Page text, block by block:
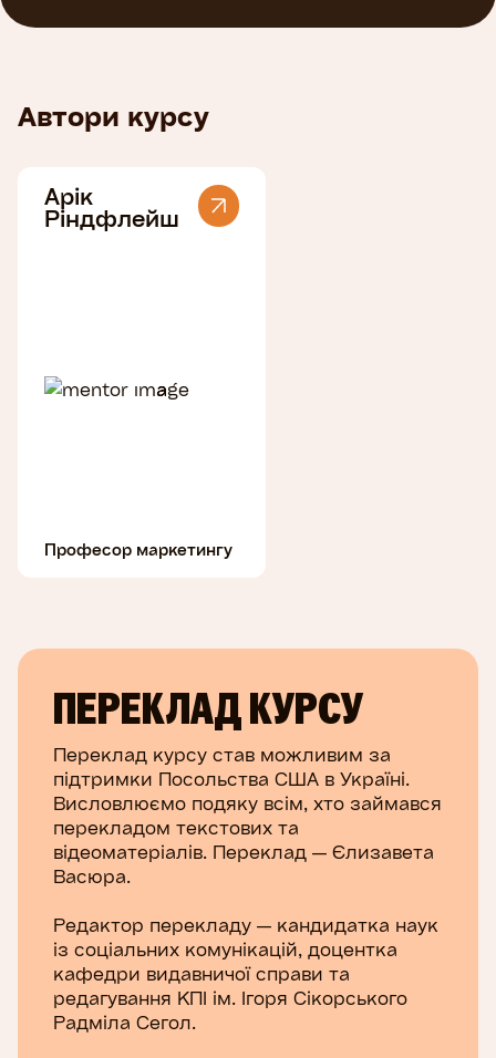
Автори курсу
Арік
Ріндфлейш
Професор маркетингу
ПЕРЕКЛАД КУРСУ
Переклад курсу став можливим за
підтримки Посольства США в Україні.
Висловлюємо подяку всім, хто займався
перекладом текстових та
відеоматеріалів. Переклад — Єлизавета
Васюра.
Редактор перекладу — кандидатка наук
із соціальних комунікацій, доцентка
кафедри видавничої справи та
редагування КПІ ім. Ігоря Сікорського
Радміла Сегол.